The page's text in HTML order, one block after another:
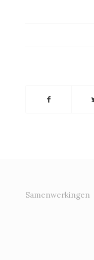
Samenwerkingen